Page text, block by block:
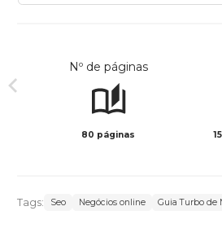
Nº de páginas
80 páginas
Tags: Seo Negócios online Guia Turbo de